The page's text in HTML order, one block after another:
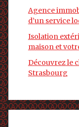
Agence
d’un service
Isolation
maison et
Découvrez le
Strasbourg